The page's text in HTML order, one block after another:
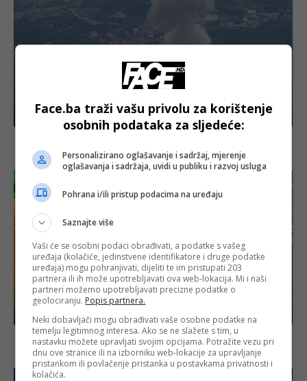
Izdvojeno
jugu Libana
Stiže novi toplotni udar: Balkan čeka najteži dio
ljeta!
Face.ba traži vašu privolu za korištenje
osobnih podataka za sljedeće:
Personalizirano oglašavanje i sadržaj, mjerenje
oglašavanja i sadržaja, uvidi u publiku i razvoj usluga
Pohrana i/ili pristup podacima na uređaju
Saznajte više
Vaši će se osobni podaci obrađivati, a podatke s vašeg
uređaja (kolačiće, jedinstvene identifikatore i druge podatke
uređaja) mogu pohranjivati, dijeliti te im pristupati 203
partnera ili ih može upotrebljavati ova web-lokacija. Mi i naši
partneri možemo upotrebljavati precizne podatke o
geolociranju. Popis partnera.
Neki dobavljači mogu obrađivati vaše osobne podatke na
temelju legitimnog interesa. Ako se ne slažete s tim, u
nastavku možete upravljati svojim opcijama. Potražite vezu pri
dnu ove stranice ili na izborniku web-lokacije za upravljanje
pristankom ili povlačenje pristanka u postavkama privatnosti i
kolačića.